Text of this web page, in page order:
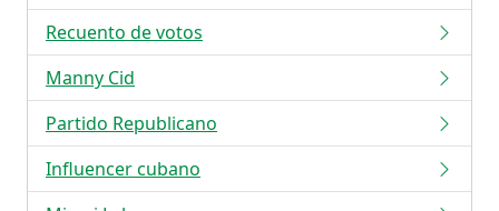
Recuento de votos
Manny Cid
Partido Republicano
Influencer cubano